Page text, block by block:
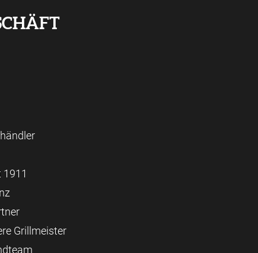
Grillmeister